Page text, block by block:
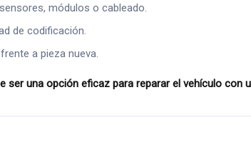
módulos o cableado.
de codificación.
a pieza nueva.
ser una opción eficaz para reparar el vehículo